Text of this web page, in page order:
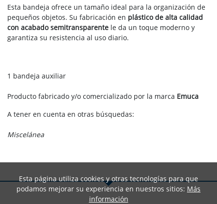
Esta bandeja ofrece un tamaño ideal para la organización de
pequeños objetos. Su fabricación en plástico de alta calidad
con acabado semitransparente le da un toque moderno y
garantiza su resistencia al uso diario.
1 bandeja auxiliar
Producto fabricado y/o comercializado por la marca Emuca
A tener en cuenta en otras búsquedas:
Miscelánea
Esta página utiliza cookies y otras tecnologías para que
podamos mejorar su experiencia en nuestros sitios: Más
información